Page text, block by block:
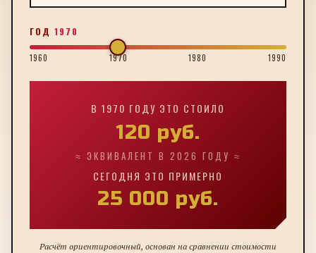
ГОД 1970
1960 1970 1980 1990
В 1970 ГОДУ ЭТО СТОИЛО
120 руб.
≈ ЭКВИВАЛЕНТ В 2026 ГОДУ ≈
СЕГОДНЯ ЭТО ПРИМЕРНО
25 000 руб.
Расчёт ориентировочный, основан на сравнении стоимости